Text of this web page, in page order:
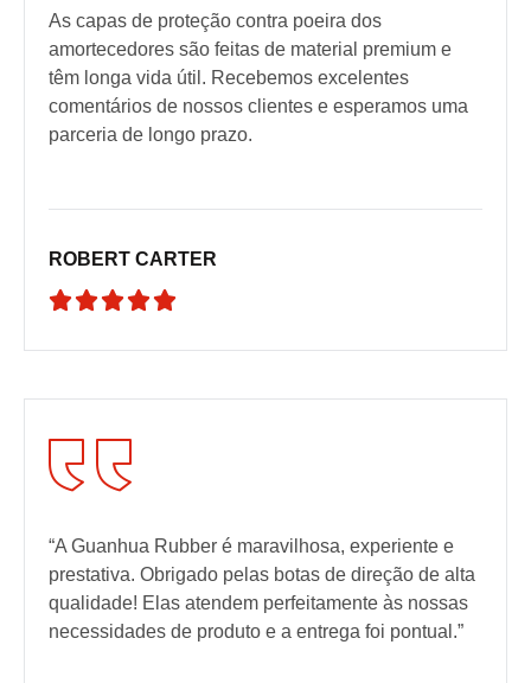
As capas de proteção contra poeira dos
amortecedores são feitas de material premium e
têm longa vida útil. Recebemos excelentes
comentários de nossos clientes e esperamos uma
parceria de longo prazo.
ROBERT CARTER

“A Guanhua Rubber é maravilhosa, experiente e
prestativa. Obrigado pelas botas de direção de alta
qualidade! Elas atendem perfeitamente às nossas
necessidades de produto e a entrega foi pontual.”